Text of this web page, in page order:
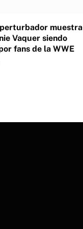
muestra
Vaquer siendo
fans de la WWE